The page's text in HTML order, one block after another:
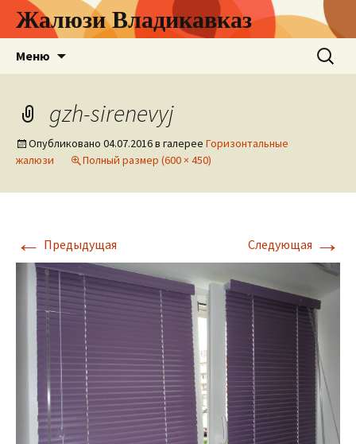
Жалюзи Владикавказ
Меню Найти:
gzh-sirenevyj
Опубликовано 04.07.2016в галерее Горизонтальные
жалюзи
Полный размер (600 × 450)
← Предыдущая Следующая →